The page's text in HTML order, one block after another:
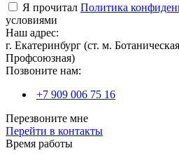
Я прочитал Политика
условиями
Наш адрес:
г. Екатеринбург (ст. м.
Профсоюзная)
Позвоните нам:
+7 909 006 75 16
Перезвоните мне
Перейти в контакты
Время работы